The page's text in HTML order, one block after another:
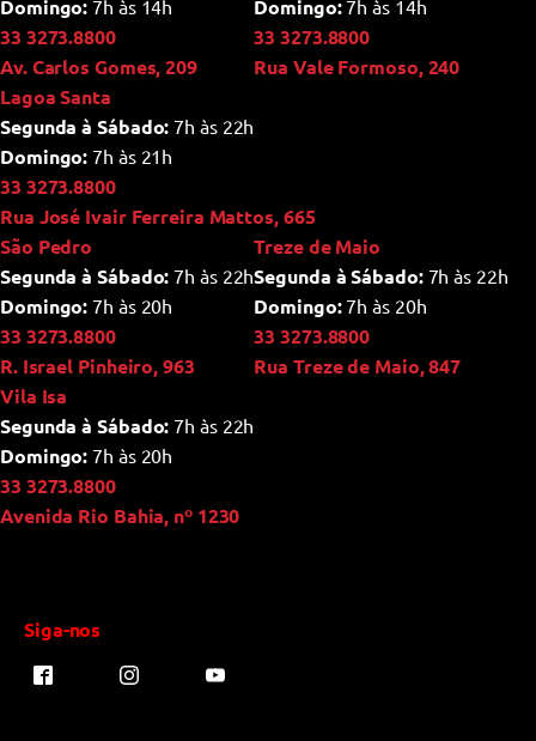
Domingo: 7h às 14h
33 3273.8800
Av. Carlos Gomes, 209
Domingo:7h às 14h
33 3273.8800
Rua Vale Formoso, 240
Lagoa Santa
Segunda à Sábado: 7h às 22h
Domingo: 7h às 21h
33 3273.8800
Rua José Ivair Ferreira Mattos, 665
São Pedro
Segunda à Sábado: 7h às 22h
Domingo: 7h às 20h
33 3273.8800
R. Israel Pinheiro, 963
Treze de Maio
Segunda à Sábado:7h às 22h
Domingo:7h às 20h
33 3273.8800
Rua Treze de Maio, 847
Vila Isa
Segunda à Sábado: 7h às 22h
Domingo: 7h às 20h
33 3273.8800
Avenida Rio Bahia, nº 1230
Siga-nos